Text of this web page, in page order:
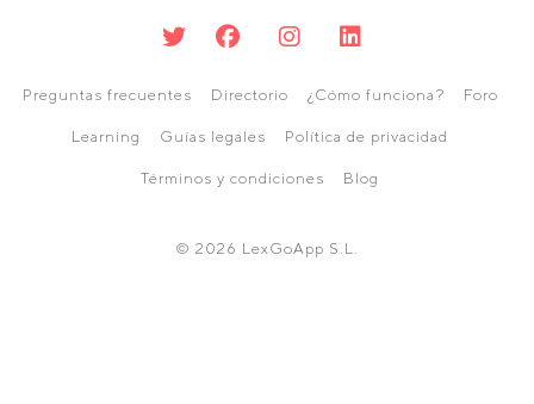
Preguntas frecuentes Directorio ¿Cómo funciona? Foro
Learning Guías legales Política de privacidad
Términos y condiciones Blog
© 2026 LexGoApp S.L.